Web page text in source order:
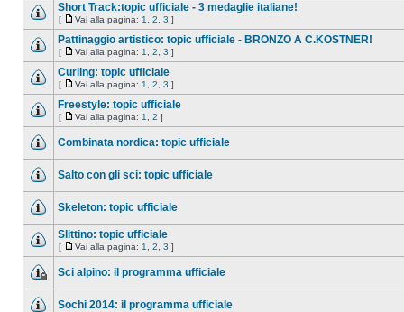
Short Track:topic ufficiale - 3 medaglie italiane!
[ Vai alla pagina: 1 2 3 ]
Pattinaggio artistico: topic ufficiale - BRONZO A C.KOSTNER!
[ Vai alla pagina: 1 2 3 ]
Curling: topic ufficiale
[ Vai alla pagina: 1 2 3 ]
Freestyle: topic ufficiale
[ Vai alla pagina: 1 2 ]
Combinata nordica: topic ufficiale
Salto con gli sci: topic ufficiale
Skeleton: topic ufficiale
Slittino: topic ufficiale
[ Vai alla pagina: 1 2 3 ]
Sci alpino: il programma ufficiale
Sochi 2014: il programma ufficiale